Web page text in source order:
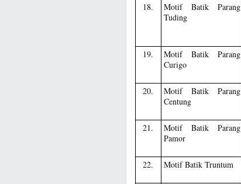
18.
Motif Batik Parang
Tuding
19.
Motif Batik Parang
Curigo
20.
Motif Batik Parang
Centung
21.
Motif Batik Parang
Pamor
22.
Motif Batik Truntum